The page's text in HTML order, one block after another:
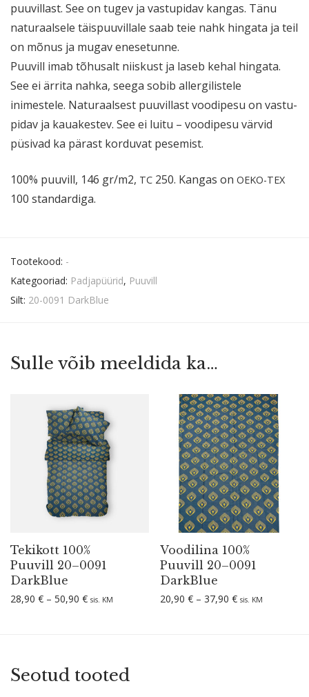
puuvillast. See on tugev ja vastu­pidav kangas. Tänu
naturaalsele täispuu­villale saab teie nahk hingata ja teil
on mõnus ja mugav enesetunne.
Puuvill imab tõhusalt niiskust ja laseb kehal hingata.
See ei ärrita nahka, seega sobib aller­gi­listele
inimestele. Naturaalsest puuvillast voodipesu on vastu­
pidav ja kauakestev. See ei luitu – voodipesu värvid
püsivad ka pärast korduvat pesemist.
100% puuvill, 146 gr/m2, TC 250. Kangas on OEKO-TEX
100 standardiga.
Tootekood: -
Kategooriad: Padjapüürid, Puuvill
Silt: 20-0091 DarkBlue
Sulle võib meeldida ka…
Tekikott 100%
Puuvill 20–0091
DarkBlue
28,90 € – 50,90 €Hinnavahemik: 28,90 € kuni 50,90 €
sis. KM
Voodilina 100%
Puuvill 20–0091
DarkBlue
20,90 € – 37,90 €Hinnavahemik:
sis. KM
Seotud tooted